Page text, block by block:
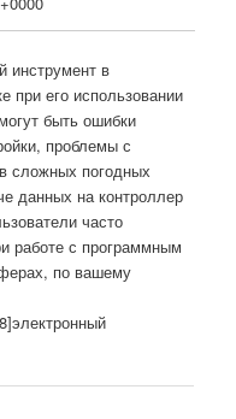
инструмент в
при его использовании
быть ошибки
проблемы с
сложных погодных
данных на контроллер
часто
работе с программным
по вашему